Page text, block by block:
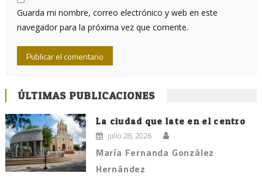
Guarda mi nombre, correo electrónico y web en este
navegador para la próxima vez que comente.
ÚLTIMAS PUBLICACIONES
La ciudad que late en el centro
julio 28, 2026
María Fernanda González
Hernández